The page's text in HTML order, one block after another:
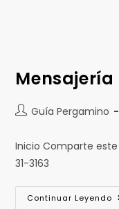
Mensajería
Guía Pergamino
Inicio Comparte
31-3163
Continuar Leyendo